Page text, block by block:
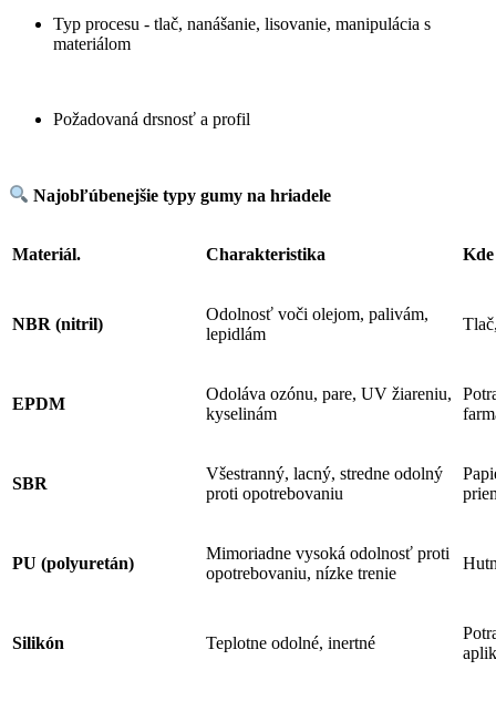
Typ procesu - tlač, nanášanie, lisovanie, manipulácia s
materiálom
Požadovaná drsnosť a profil
Najobľúbenejšie typy gumy na hriadele
Materiál. Charakteristika Kde
NBR (nitril)
Odolnosť voči olejom, palivám,
lepidlám
EPDM
Odoláva ozónu, pare, UV žiareniu,
kyselinám
SBR
Všestranný, lacný, stredne odolný
proti opotrebovaniu
PU (polyuretán)
Mimoriadne vysoká odolnosť proti
opotrebovaniu, nízke trenie
Silikón Teplotne odolné, inertné